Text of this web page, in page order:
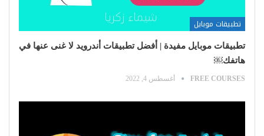
تطبيقات موبايل
تطبيقات موبايل مفيدة | أفضل تطبيقات أندرويد لا غنى عنها في
هاتفك￼
FREE COURSES أغسطس 4, 2022